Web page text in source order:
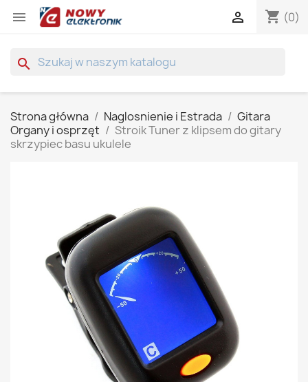
 shopping_cart (0)

search
Strona główna Naglosnienie i Estrada
Gitara
Organy i osprzęt
Stroik Tuner z klipsem do gitary
skrzypiec basu ukulele